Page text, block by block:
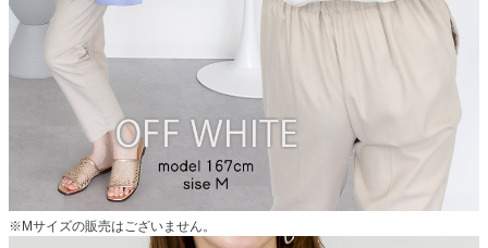
※Mサイズの販売はございません。